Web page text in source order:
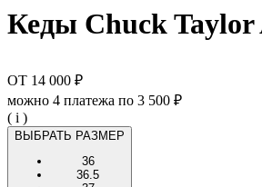
Кеды Chuck
ОТ 14 000 ₽
можно 4 платежа по 3 500 ₽
( i )
ВЫБРАТЬ РАЗМЕР
36
36.5